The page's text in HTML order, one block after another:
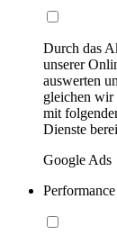
Durch das
unserer
auswerten
gleichen wir
mit
Dienste
Google Ads
Performance